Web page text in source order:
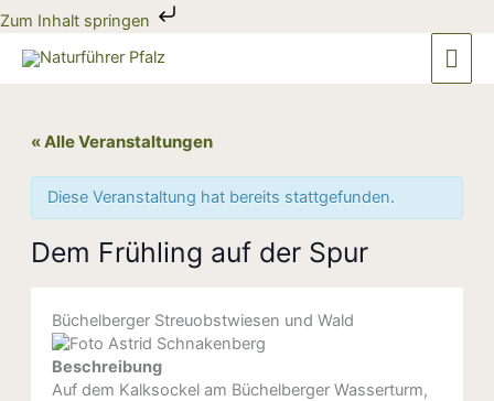
Zum Inhalt springen
Zum
Inhalt
springen
« Alle Veranstaltungen
Diese Veranstaltung hat bereits stattgefunden.
Dem Frühling auf der Spur
Büchelberger Streuobstwiesen und Wald
Beschreibung
Auf dem Kalksockel am Büchelberger Wasserturm,